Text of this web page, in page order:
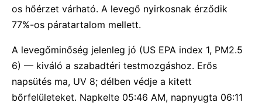
os hőérzet várható. A levegő nyirkosnak érződik
77%-os páratartalom mellett.
A levegőminőség jelenleg jó (US EPA index 1, PM2.5
6) — kiváló a szabadtéri testmozgáshoz. Erős
napsütés ma, UV 8; délben védje a kitett
bőrfelületeket. Napkelte 05:46 AM, napnyugta 06:11